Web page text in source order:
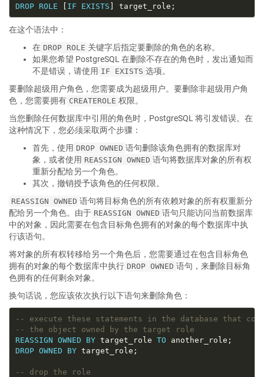
DROP ROLE [ IF EXISTS
在这个语法中：
在 DROP ROLE 关键字后指定要删除的角色的名称。
如果您希望 PostgreSQL 在删除不存在的角色时，发出通知而
不是错误，请使用 IF EXISTS 选项。
要删除超级用户角色，您需要成为超级用户。要删除非超级用户角
色，您需要拥有 CREATEROLE 权限。
当您删除任何数据库中引用的角色时，PostgreSQL 将引发错误。在
这种情况下，您必须采取两个步骤：
首先，使用 DROP OWNED 语句删除该角色拥有的数据库对
象，或者使用 REASSIGN OWNED 语句将数据库对象的所有权
重新分配给另一个角色。
其次，撤销授予该角色的任何权限。
REASSIGN OWNED 语句将目标角色的所有依赖对象的所有权重新分
配给另一个角色。由于 REASSIGN OWNED 语句只能访问当前数据库
中的对象，因此需要在包含目标角色拥有的对象的每个数据库中执
行该语句。
将对象的所有权转移给另一个角色后，您需要通过在包含目标角色
拥有的对象的每个数据库中执行 DROP OWNED 语句，来删除目标角
色拥有的任何剩余对象。
换句话说，您应该依次执行以下语句来删除角色：
REASSIGN OWNED BY target_role TO
DROP OWNED BY